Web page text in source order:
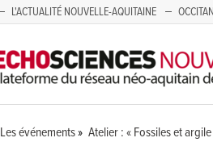
L'ACTUALITÉ NOUVELLE-AQUITAINE
Les événements Atelier : « Fossiles et